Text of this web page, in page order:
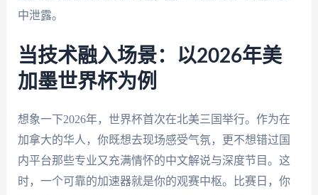
中泄露。
当技术融入场景：以2026年美
加墨世界杯为例
想象一下2026年，世界杯首次在北美三国举行。作为在
加拿大的华人，你既想去现场感受气氛，更不想错过国
内平台那些专业又充满情怀的中文解说与深度节目。这
时，一个可靠的加速器就是你的观赛中枢。比赛日，你